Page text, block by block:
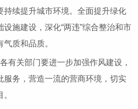
持续提升城市环境。全面提升绿化
施建设，深化“两违”综合整治和市
质和品质。
关部门要进一步加强作风建设，
服务，营造一流的营商环境，切实